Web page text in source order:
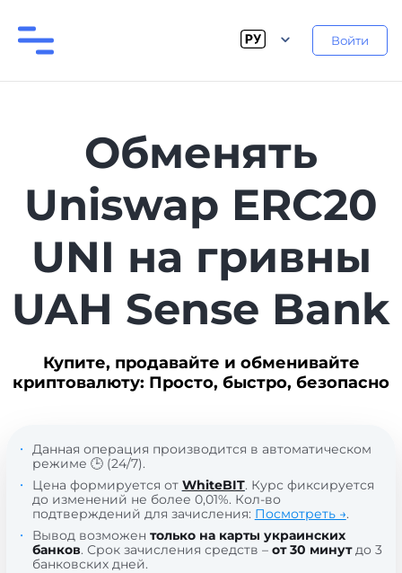
Войти
Обменять
Uniswap ERC20
UNI на гривны
UAH Sense Bank
Купите, продавайте и обменивайте
криптовалюту: Просто, быстро, безопасно
Данная операция производится в автоматическом
режиме 🕒 (24/7).
Цена формируется от WhiteBIT. Курс фиксируется
до изменений не более 0,01%. Кол-во
подтверждений для зачисления: Посмотреть →.
Вывод возможен только на карты украинских
банков. Срок зачисления средств – от 30 минутдо 3
банковских дней.